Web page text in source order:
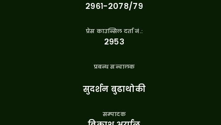
२९६१-२०७८/७९
प्रेस काउन्सिल दर्ता नं.:
२९५३
प्रबन्ध सन्चालक
सुदर्शन बुढाथोकी
सम्पादक